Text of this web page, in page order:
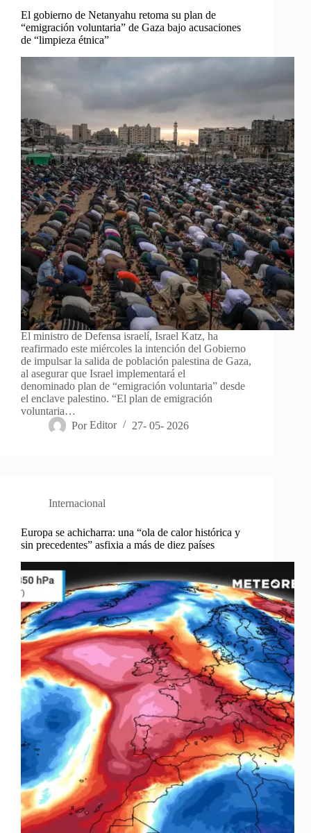
El gobierno de Netanyahu retoma su plan de
“emigración voluntaria” de Gaza bajo acusaciones
de “limpieza étnica”
El ministro de Defensa israelí, Israel Katz, ha
reafirmado este miércoles la intención del Gobierno
de impulsar la salida de población palestina de Gaza,
al asegurar que Israel implementará el
denominado plan de “emigración voluntaria” desde
el enclave palestino. “El plan de emigración
voluntaria…
Por Editor 27- 05- 2026
Internacional
Europa se achicharra: una “ola de calor histórica y
sin precedentes” asfixia a más de diez países